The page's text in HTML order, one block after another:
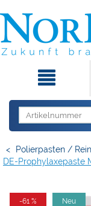
< Polierpasten /
DE-Prophylaxepaste
-61 % Neu